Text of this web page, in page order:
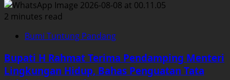
2 minutes read
Bumi Tuntung Pandang
Bupati H Rahmat Terima Pendamping Menteri
Lingkungan Hidup, Bahas Penguatan Tata